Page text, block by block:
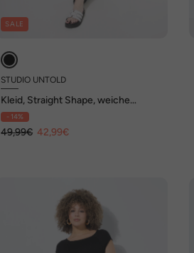
SALE
STUDIO UNTOLD
Kleid, Straight Shape, weiche
Viskose
- 14%
49,99€ 42,99€